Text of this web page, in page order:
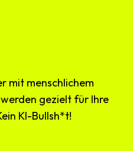
mit menschlichem
gezielt für Ihre
KI-Bullsh*t!